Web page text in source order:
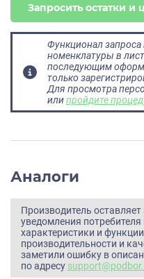
Запросить остатки и
Функционал запроса
номенклатуры в
последующим
только
Для просмотра
илипройдите
Аналоги
Производитель
уведомления
характеристики и
производительности и
заметили ошибку в
по адресу